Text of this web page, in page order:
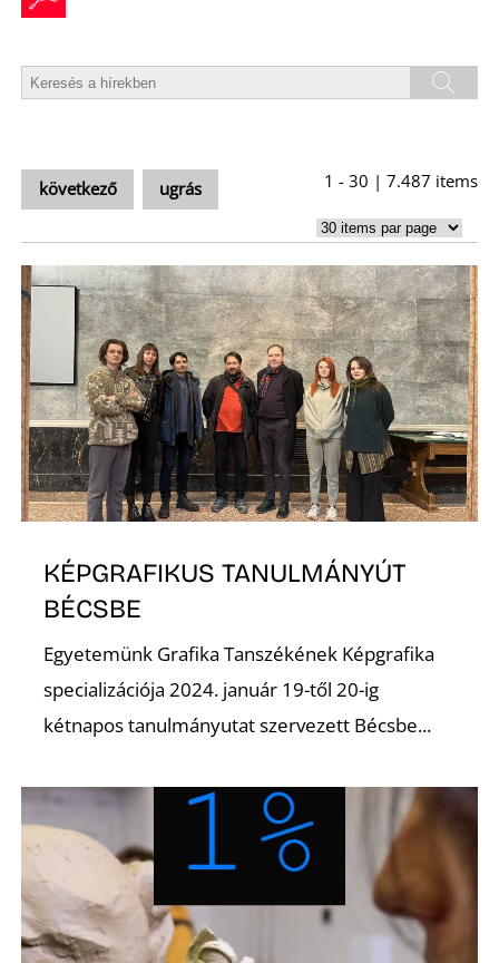
következő ugrás 1 - 30 | 7.487 items
KÉPGRAFIKUS TANULMÁNYÚT
BÉCSBE
Egyetemünk Grafika Tanszékének Képgrafika
specializációja 2024. január 19-től 20-ig
kétnapos tanulmányutat szervezett Bécsbe...